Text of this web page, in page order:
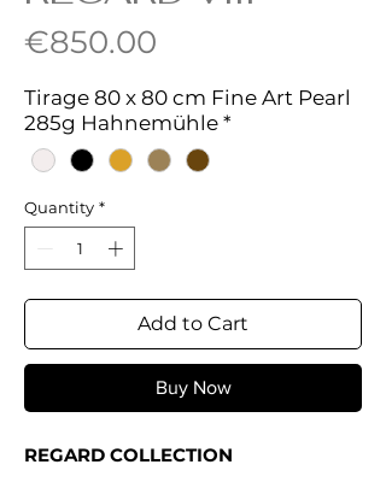
€850.00
Tirage 80 x 80 cm Fine Art Pearl
285g Hahnemühle *
Quantity *
Add to Cart
Buy Now
REGARD COLLECTION